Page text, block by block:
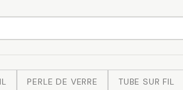
PERLE DE VERRE TUBE SUR FIL